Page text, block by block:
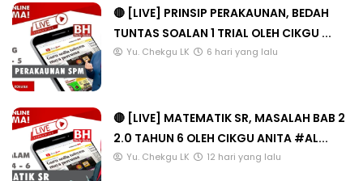
🔴 [LIVE] PRINSIP PERAKAUNAN, BEDAH
TUNTAS SOALAN 1 TRIAL OLEH CIKGU ...
Yu. Chekgu LK 6 hari yang lalu
🔴 [LIVE] MATEMATIK SR, MASALAH BAB 2
2.0 TAHUN 6 OLEH CIKGU ANITA #AL...
Yu. Chekgu LK 12 hari yang lalu